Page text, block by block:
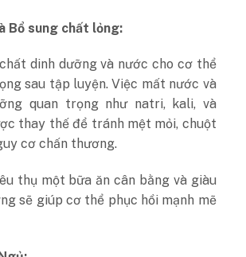
Bổ sung chất lỏng:
dinh dưỡng và nước cho cơ thể
sau tập luyện. Việc mất nước và
quan trọng như natri, kali, và
thay thế để tránh mệt mỏi, chuột
cơ chấn thương.
thụ một bữa ăn cân bằng và giàu
sẽ giúp cơ thể phục hồi mạnh mẽ